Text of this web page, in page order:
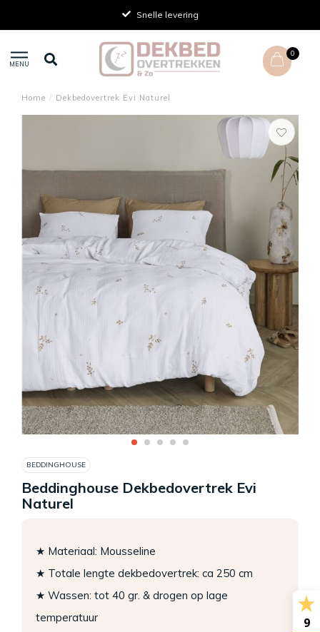
Snelle levering
MENU
0
Home / Dekbedovertrek Evi Naturel
BEDDINGHOUSE
Beddinghouse Dekbedovertrek Evi
Naturel
★ Materiaal: Mousseline
★ Totale lengte dekbedovertrek: ca 250 cm
★ Wassen: tot 40 gr. & drogen op lage
temperatuur
9